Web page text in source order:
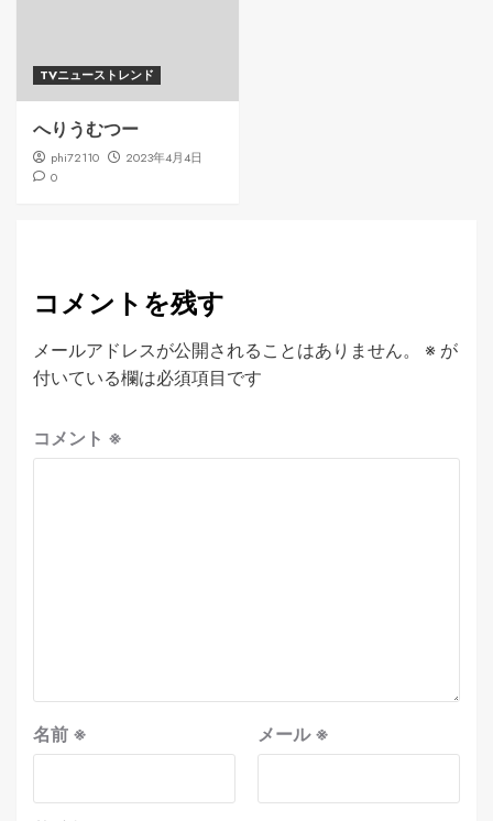
TVニューストレンド
へりうむつー
phi72110
2023年4月4日
0
コメントを残す
メールアドレスが公開されることはありません。 ※ が
付いている欄は必須項目です
コメント ※
名前 ※ メール※